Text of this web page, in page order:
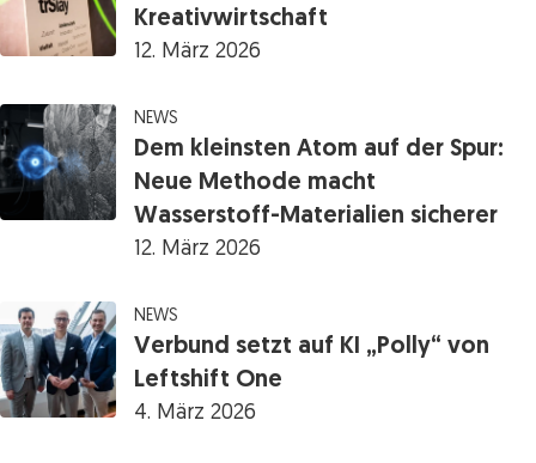
Kreativwirtschaft
12. März 2026
NEWS
Dem kleinsten Atom auf der Spur:
Neue Methode macht
Wasserstoff-Materialien sicherer
12. März 2026
NEWS
Verbund setzt auf KI „Polly“ von
Leftshift One
4. März 2026